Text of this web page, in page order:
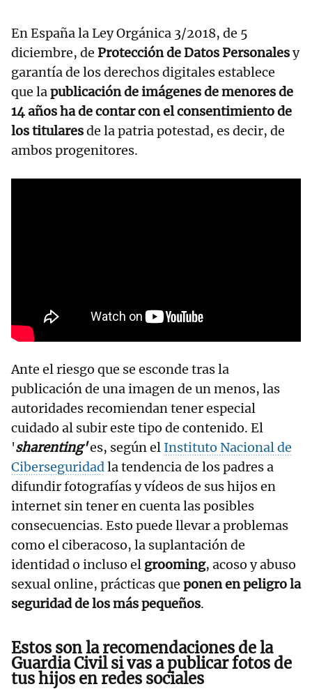
En España la Ley Orgánica 3/2018, de 5
diciembre, de Protección de Datos Personalesy
garantía de los derechos digitales establece
que lapublicación de imágenes de menores de
14 años ha de contar con el consentimiento de
los titularesde la patria potestad, es decir, de
ambos progenitores.
Ante el riesgo que se esconde tras la
publicación de una imagen de un menos, las
autoridades recomiendan tener especial
cuidado al subir este tipo de contenido. El
'sharenting'es, según el Instituto Nacional de
Ciberseguridadla tendencia de los padres a
difundir fotografías y vídeos de sus hijos en
internet sin tener en cuenta las posibles
consecuencias. Esto puede llevar a problemas
como el ciberacoso, la suplantación de
identidad o incluso el grooming, acoso y abuso
sexual online, prácticas que ponen en peligro la
seguridad de los más pequeños.
Estos son la recomendaciones de la
Guardia Civil si vas a publicar fotos de
tus hijos en redes sociales